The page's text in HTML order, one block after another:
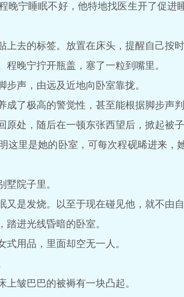
宁睡眠不好，他特地找医生开了促进
去的标签。放置在床头，提醒自己按时
晚宁拧开瓶盖，塞了一粒到嘴里。
声，由远及近地向卧室靠拢。
了极高的警觉性，甚至能根据脚步声判
处，随后在一顿东张西望后，掀起被子
里是她的卧室，可每次程砚晞进来，
院子里。
是发烧。以至于现在碰见他，就不由自
进光线昏暗的卧室。
用品，里面却空无一人。
皱巴巴的被褥有一块凸起。